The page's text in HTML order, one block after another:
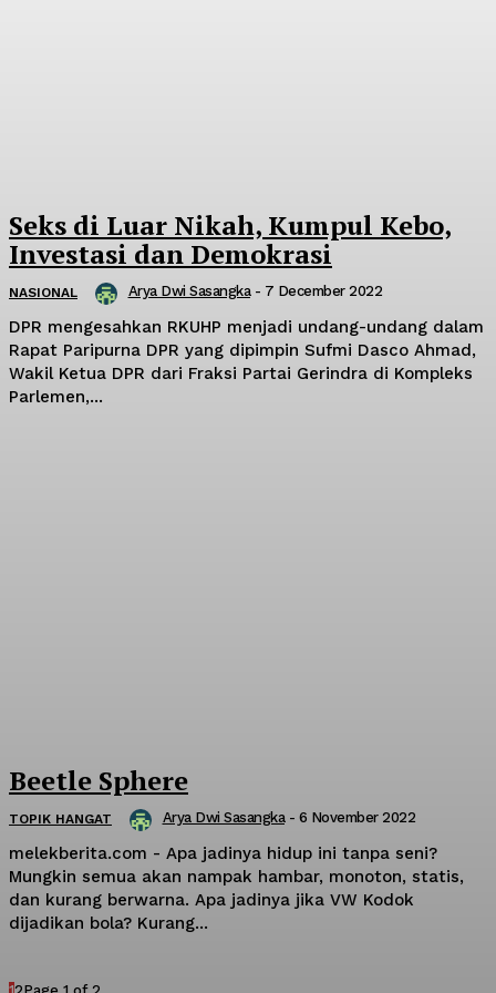
Seks di Luar Nikah, Kumpul Kebo,
Investasi dan Demokrasi
NASIONAL Arya Dwi Sasangka - 7 December 2022
DPR mengesahkan RKUHP menjadi undang-undang dalam
Rapat Paripurna DPR yang dipimpin Sufmi Dasco Ahmad,
Wakil Ketua DPR dari Fraksi Partai Gerindra di Kompleks
Parlemen,...
Beetle Sphere
TOPIK HANGAT Arya Dwi Sasangka - 6 November 2022
melekberita.com - Apa jadinya hidup ini tanpa seni?
Mungkin semua akan nampak hambar, monoton, statis,
dan kurang berwarna. Apa jadinya jika VW Kodok
dijadikan bola? Kurang...